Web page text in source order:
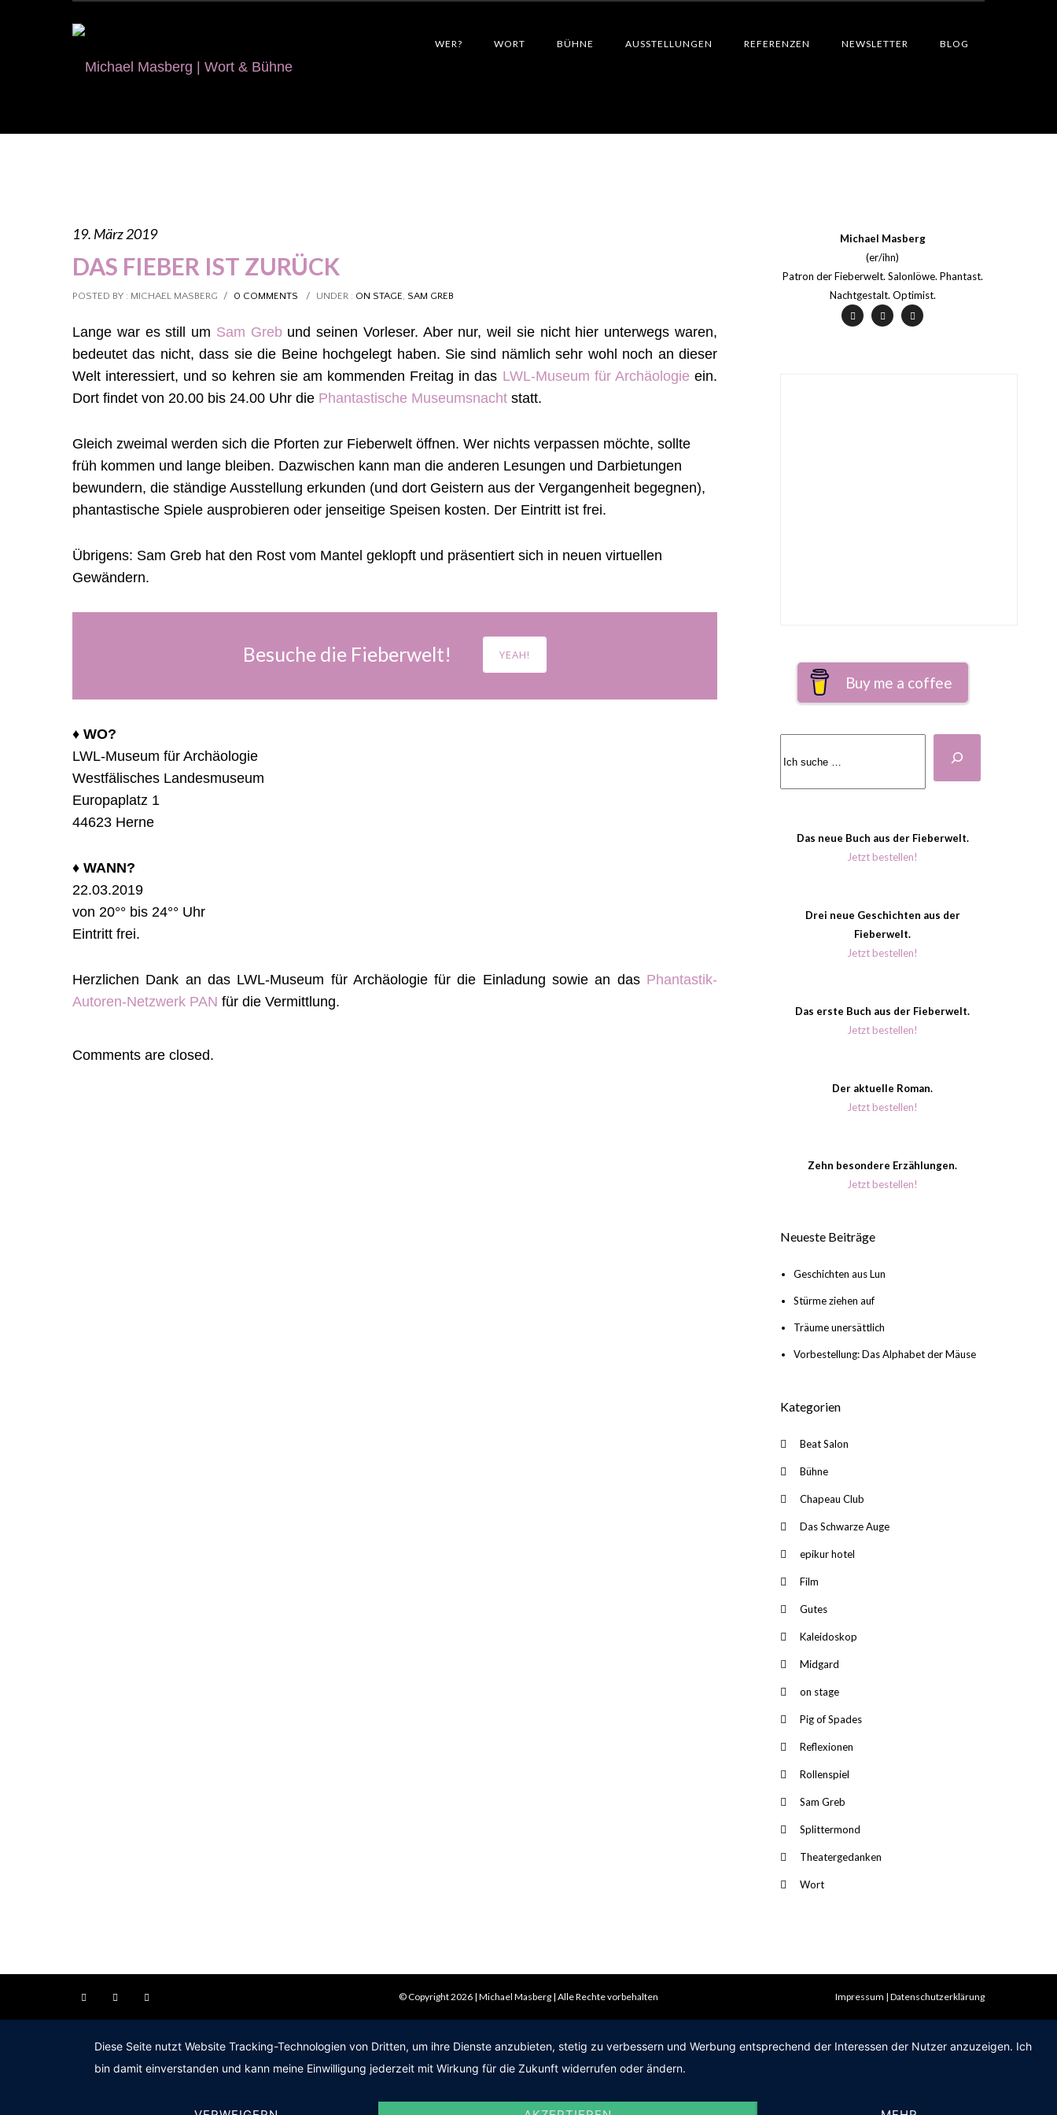
WER? WORT BÜHNE AUSSTELLUNGEN REFERENZEN NEWSLETTER BLOG
19. März 2019
DAS FIEBER IST ZURÜCK
POSTED BY : MICHAEL MASBERG / 0 COMMENTS / UNDER : ON STAGE, SAM GREB
Lange war es still um Sam Grebund seinen Vorleser. Aber nur, weil sie nicht hier unterwegs waren,
bedeutet das nicht, dass sie die Beine hochgelegt haben. Sie sind nämlich sehr wohl noch an dieser
Welt interessiert, und so kehren sie am kommenden Freitag in das LWL-Museum für Archäologie ein.
Dort findet von 20.00 bis 24.00 Uhr die Phantastische Museumsnacht statt.
Gleich zweimal werden sich die Pforten zur Fieberwelt öffnen. Wer nichts verpassen möchte, sollte
früh kommen und lange bleiben. Dazwischen kann man die anderen Lesungen und Darbietungen
bewundern, die ständige Ausstellung erkunden (und dort Geistern aus der Vergangenheit begegnen),
phantastische Spiele ausprobieren oder jenseitige Speisen kosten. Der Eintritt ist frei.
Übrigens: Sam Greb hat den Rost vom Mantel geklopft und präsentiert sich in neuen virtuellen
Gewändern.
Besuche die Fieberwelt! YEAH!
♦︎ WO?
LWL-Museum für Archäologie
Westfälisches Landesmuseum
Europaplatz 1
44623 Herne
♦︎ WANN?
22.03.2019
von 20°° bis 24°° Uhr
Eintritt frei.
Herzlichen Dank an das LWL-Museum für Archäologie für die Einladung sowie an das Phantastik-
Autoren-Netzwerk PAN für die Vermittlung.
Comments are closed.
Michael Masberg
(er/ihn)
Patron der Fieberwelt. Salonlöwe. Phantast.
Nachtgestalt. Optimist.
Buy me a coffee
Das neue Buch aus der Fieberwelt.
Jetzt bestellen!
Drei neue Geschichten aus der
Fieberwelt.
Jetzt bestellen!
Das erste Buch aus der Fieberwelt.
Jetzt bestellen!
Der aktuelle Roman.
Jetzt bestellen!
Zehn besondere Erzählungen.
Jetzt bestellen!
Neueste Beiträge
Geschichten aus Lun
Stürme ziehen auf
Träume unersättlich
Vorbestellung: Das Alphabet der Mäuse
Kategorien
Beat Salon
Bühne
Chapeau Club
Das Schwarze Auge
epikur hotel
Film
Gutes
Kaleidoskop
Midgard
on stage
Pig of Spades
Reflexionen
Rollenspiel
Sam Greb
Splittermond
Theatergedanken
Wort
© Copyright 2026 | Michael Masberg | Alle Rechte vorbehalten Impressum Datenschutzerklärung
Diese Seite nutzt Website Tracking-Technologien von Dritten, um ihre Dienste anzubieten, stetig zu verbessern und Werbung entsprechend der Interessen der Nutzer anzuzeigen. Ich
bin damit einverstanden und kann meine Einwilligung jederzeit mit Wirkung für die Zukunft widerrufen oder ändern.